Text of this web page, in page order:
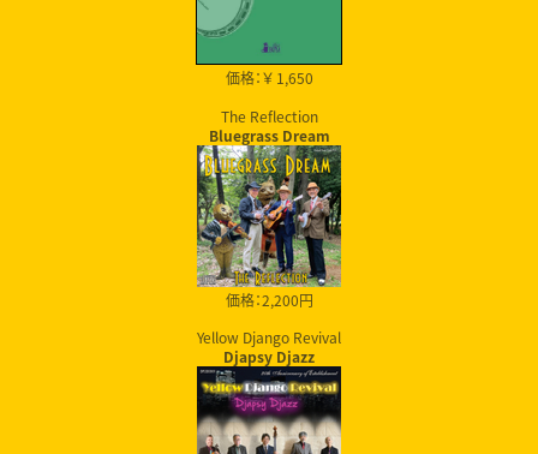
価格：￥ 1,650
The Reflection
Bluegrass Dream
価格：2,200円
Yellow Django Revival
Djapsy Djazz